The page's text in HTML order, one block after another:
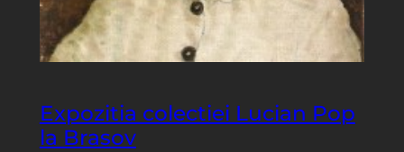
Expozitia colectiei Lucian Pop
la Brasov